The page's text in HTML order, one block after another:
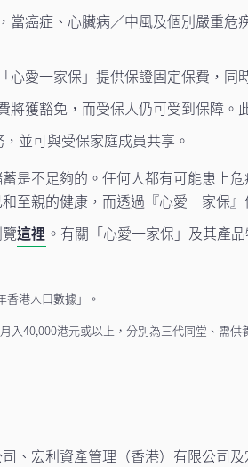
當癌症、心臟病／中風及個別嚴重
心愛一家保」提供保證固定保費，
將獲豁免，而受保人仍可受到保障
並可與受保家庭成員共享。
是不足夠的。任何人都有可能患上
至親的健康，而透過『心愛一家保』
這裡 。有關「心愛一家保」及其產
香港人口數據」。
入40,000港元或以上，分別為三代同堂、需供
、宏利資產管理（香港）有限公司